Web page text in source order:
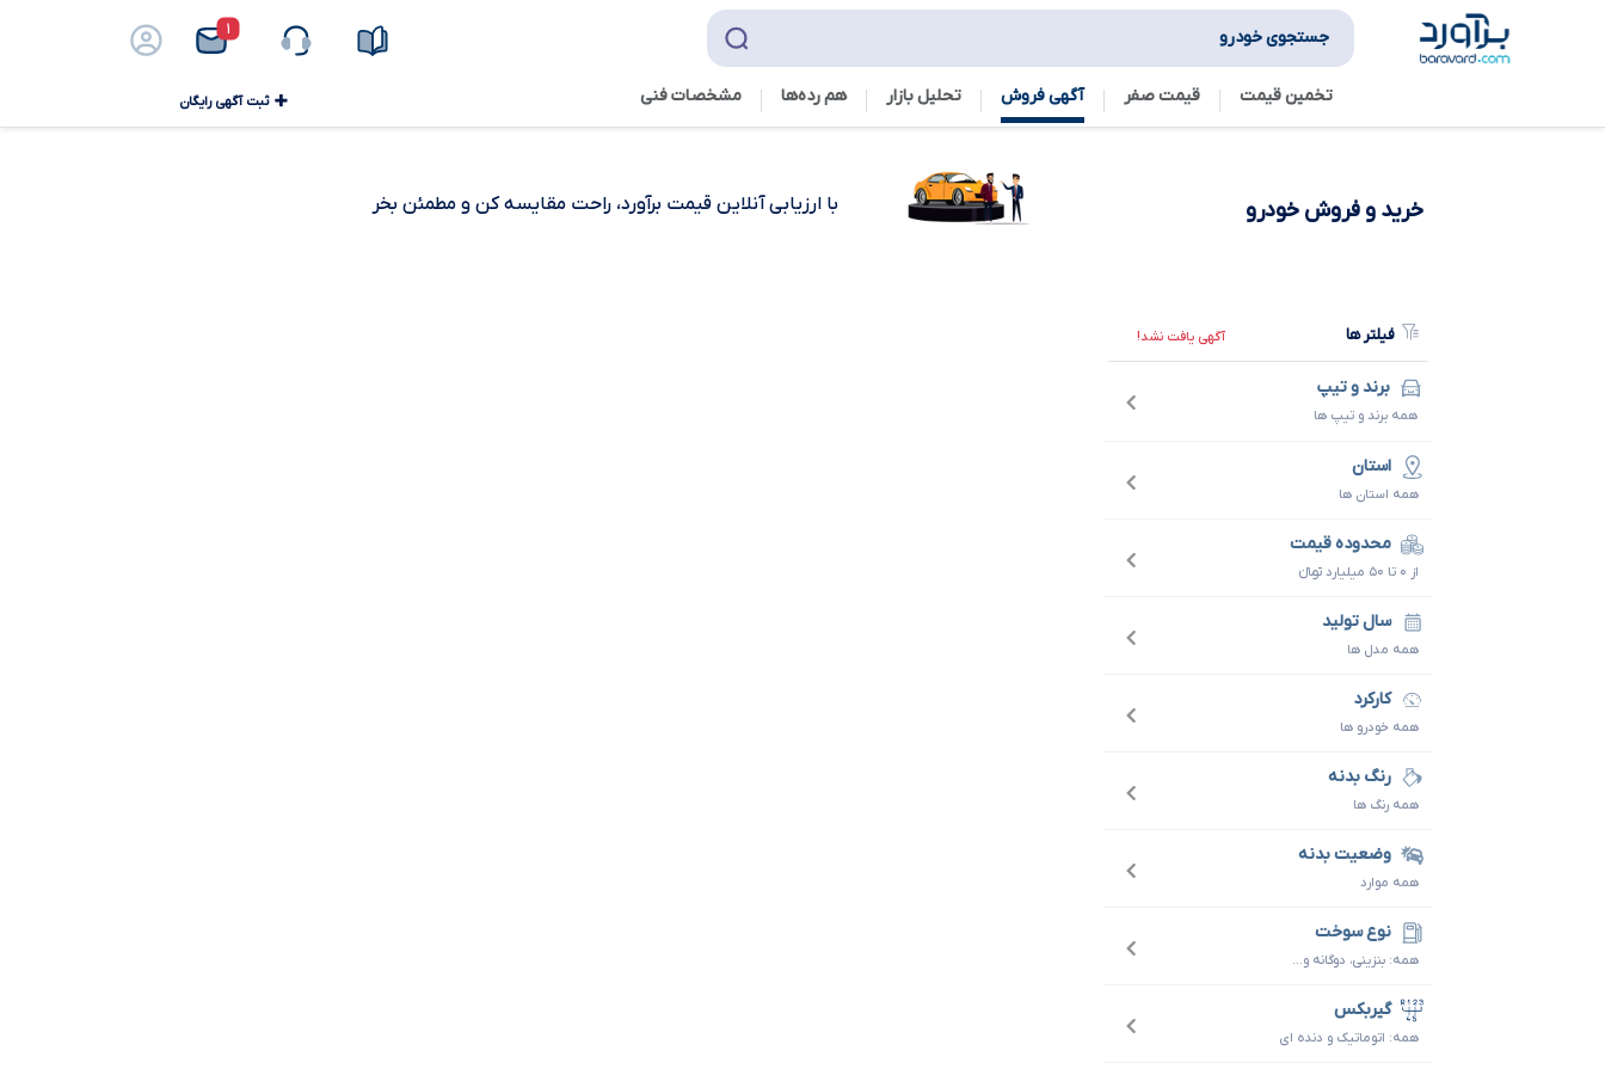
۱ جستجوی خودرو
تخمین قیمت قیمت صفر آگهی فروش تحلیل بازار هم رده‌ها‌ مشخصات فنی ثبت آگهی رایگان
خرید و فروش خودرو با ارزیابی آنلاین قیمت برآورد، راحت مقایسه کن و مطمئن بخر
فیلتر ها آگهی یافت نشد!
برند و تیپ
همه برند و تیپ ها
استان
همه استان ها
محدوده قیمت
از ۰ تا ۵۰ میلیارد تومانءءء
سال تولید
همه مدل ها
کارکرد
همه خودرو ها
رنگ بدنه
همه رنگ ها
وضعیت بدنه
همه موارد
نوع سوخت
همه: بنزینی، دوگانه و...
گیربکس
همه: اتوماتیک و دنده ای